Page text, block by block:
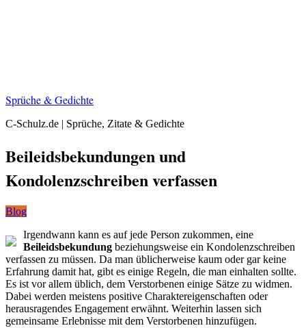
Sprüche & Gedichte
C-Schulz.de | Sprüche, Zitate & Gedichte
Beileidsbekundungen und
Kondolenzschreiben verfassen
Blog
Irgendwann kann es auf jede Person zukommen, eine
Beileidsbekundung beziehungsweise ein Kondolenzschreiben
verfassen zu müssen. Da man üblicherweise kaum oder gar keine
Erfahrung damit hat, gibt es einige Regeln, die man einhalten sollte.
Es ist vor allem üblich, dem Verstorbenen einige Sätze zu widmen.
Dabei werden meistens positive Charaktereigenschaften oder
herausragendes Engagement erwähnt. Weiterhin lassen sich
gemeinsame Erlebnisse mit dem Verstorbenen hinzufügen.